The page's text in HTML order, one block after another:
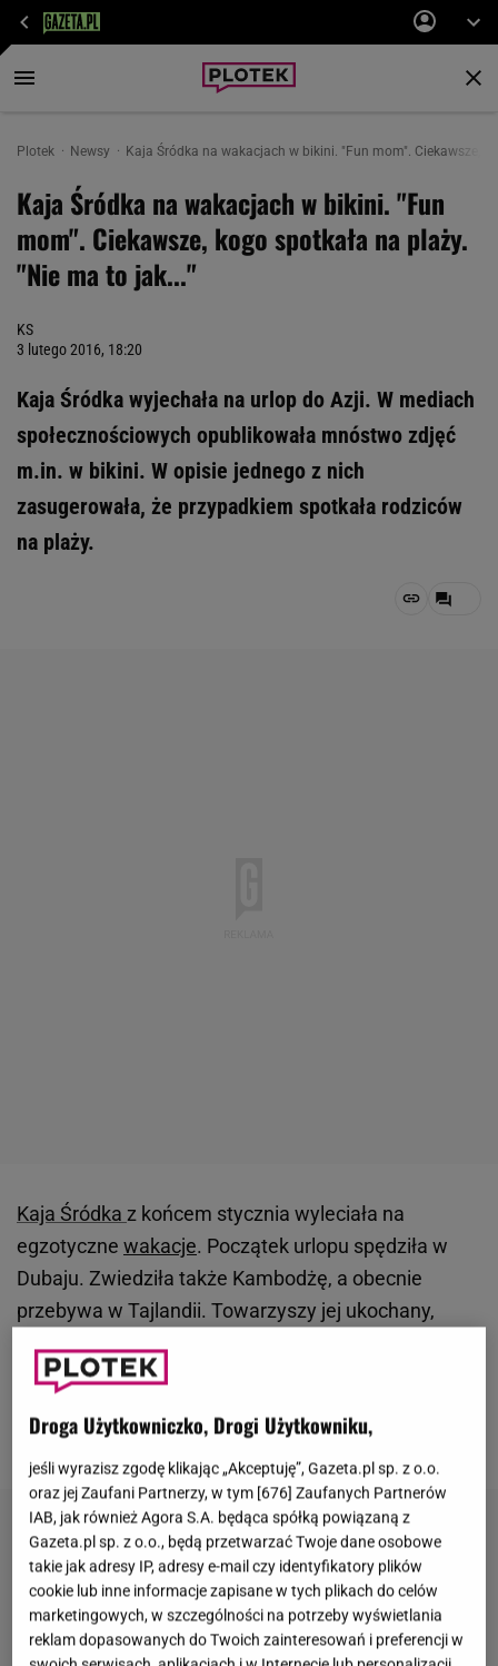
Plotek Newsy Kaja Śródka na wakacjach w bikini. "Fun mom". Ciekawsze,
Kaja Śródka na wakacjach w bikini. "Fun
mom". Ciekawsze, kogo spotkała na plaży.
"Nie ma to jak..."
KS
3 lutego 2016, 18:20
Kaja Śródka wyjechała na urlop do Azji. W mediach
społecznościowych opublikowała mnóstwo zdjęć
m.in. w bikini. W opisie jednego z nich
zasugerowała, że przypadkiem spotkała rodziców
na plaży.
Kaja Śródka z końcem stycznia wyleciała na
egzotyczne wakacje. Początek urlopu spędziła w
Dubaju. Zwiedziła także Kambodżę, a obecnie
przebywa w Tajlandii. Towarzyszy jej ukochany,
zamieściła obszerną fotorelację. Projektantka
bikini.
Droga Użytkowniczko, Drogi Użytkowniku,
jeśli wyrazisz zgodę klikając „Akceptuję”, Gazeta.pl sp. z o.o.
oraz jej Zaufani Partnerzy, w tym [676] Zaufanych Partnerów
IAB, jak również Agora S.A. będąca spółką powiązaną z
Gazeta.pl sp. z o.o., będą przetwarzać Twoje dane osobowe
takie jak adresy IP, adresy e-mail czy identyfikatory plików
cookie lub inne informacje zapisane w tych plikach do celów
marketingowych, w szczególności na potrzeby wyświetlania
reklam dopasowanych do Twoich zainteresowań i preferencji w